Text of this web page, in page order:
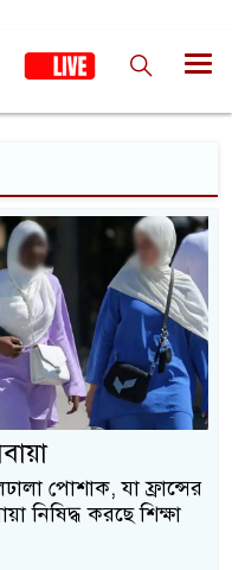
পোশাক, যা ফ্রান্সের
নিষিদ্ধ করছে শিক্ষা